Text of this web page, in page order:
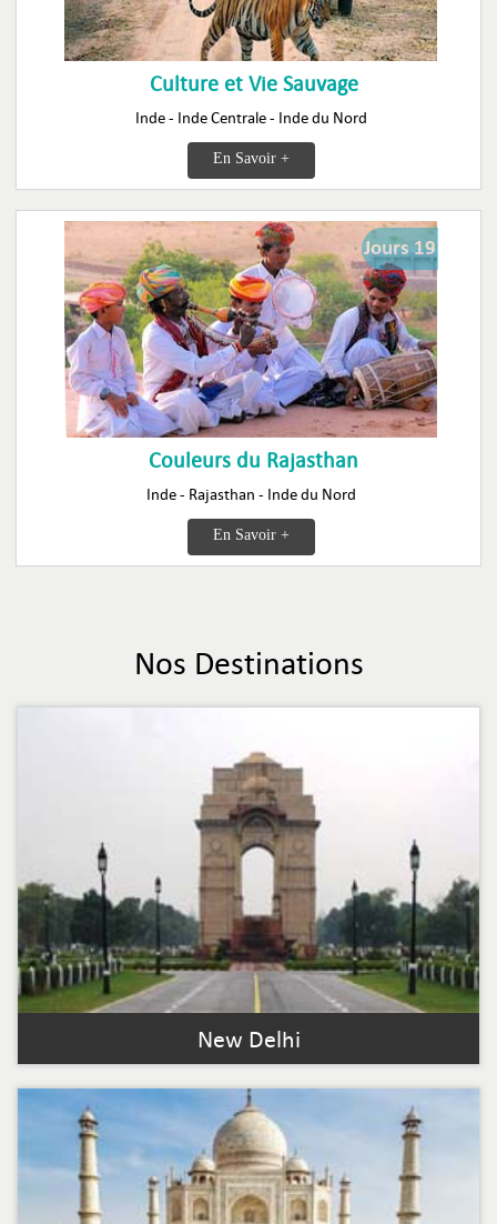
Culture et Vie Sauvage
Inde - Inde Centrale - Inde du Nord
En Savoir +
Jours 19
Couleurs du Rajasthan
Inde - Rajasthan - Inde du Nord
En Savoir +
Nos Destinations
New Delhi